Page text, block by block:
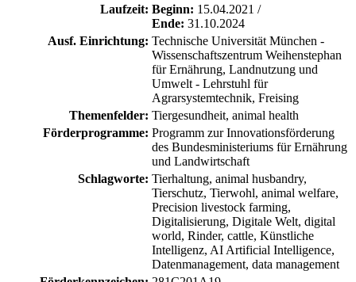
Laufzeit: Beginn: 15.04.2021 /
Ende: 31.10.2024
Ausf. Einrichtung: Technische Universität München -
Wissenschaftszentrum Weihenstephan
für Ernährung, Landnutzung und
Umwelt - Lehrstuhl für
Agrarsystemtechnik, Freising
Themenfelder: Tiergesundheit, animal health
Förderprogramme: Programm zur Innovationsförderung
des Bundesministeriums für Ernährung
und Landwirtschaft
Schlagworte: Tierhaltung, animal husbandry,
Tierschutz, Tierwohl, animal welfare,
Precision livestock farming,
Digitalisierung, Digitale Welt, digital
world, Rinder, cattle, Künstliche
Intelligenz, AI Artificial Intelligence,
Datenmanagement, data management